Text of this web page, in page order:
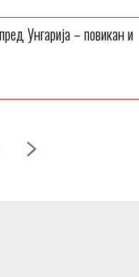
Унгарија – повикан и